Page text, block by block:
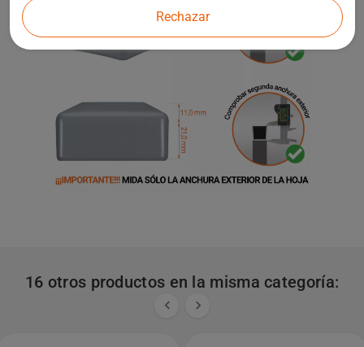
16 otros productos en la misma categoría:
 
Rechazar